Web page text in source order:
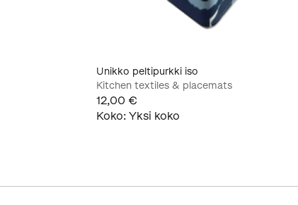
Unikko peltipurkki iso
Kitchen textiles & placemats
12,00 €
Koko: Yksi koko